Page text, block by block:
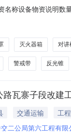
名称设备物资说明
个水密手电强光
灭火器箱 对讲
警戒带 反光锥
瓦寨子段改
交通运输
工程
二公局第六工程有限